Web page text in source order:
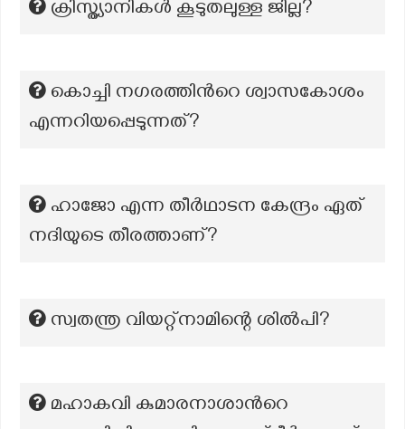
ക്രിസ്ത്യാനികൾ കൂടുതലുള്ള ജില്ല?
കൊച്ചി നഗരത്തിന്‍റെ ശ്വാസകോശം
എന്നറിയപ്പെടുന്നത്?
ഹാജോ എന്ന തീർഥാടന കേന്ദ്രം ഏത്
നദിയുടെ തീരത്താണ്?
സ്വതന്ത്ര വിയറ്റ്നാമിന്റെ ശിൽപി?
മഹാകവി കുമാരനാശാന്‍റെ